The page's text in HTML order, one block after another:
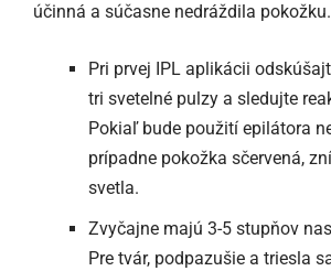
účinná a súčasne nedráždila pokožku.
Pri prvej IPL aplikácii
tri svetelné pulzy a sledujte
Pokiaľ bude použití epilátora
prípadne pokožka sčervená,
svetla.
Zvyčajne majú 3-5 stupňov
Pre tvár, podpazušie a triesla